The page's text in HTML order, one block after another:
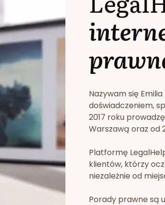
Nazywam się
doświadczeniem,
2017 roku
Warszawą oraz od
Platformę
klientów, którzy
niezależnie od
Porady prawne są